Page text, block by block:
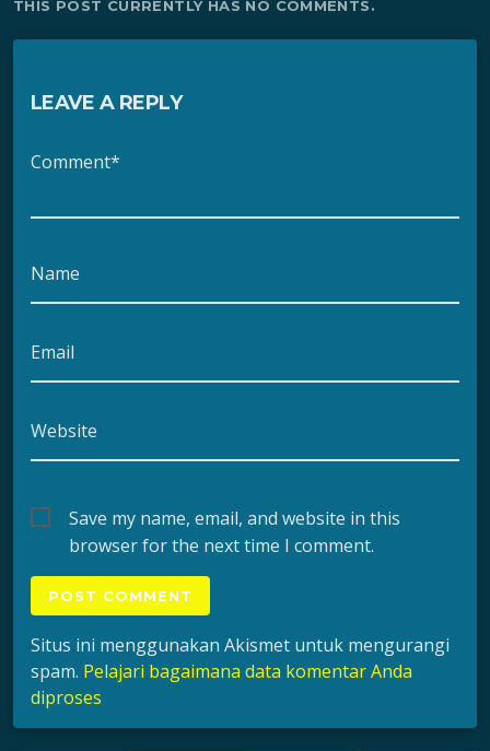
THIS POST CURRENTLY HAS NO COMMENTS.
LEAVE A REPLY
Comment*
Name
Email
Website
Save my name, email, and website in this
browser for the next time I comment.
Situs ini menggunakan Akismet untuk mengurangi
spam. Pelajari bagaimana data komentar Anda
diproses